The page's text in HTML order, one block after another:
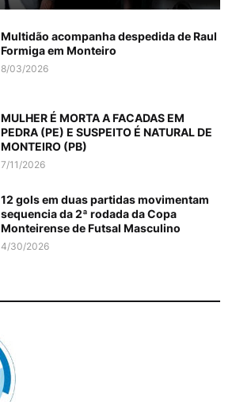
Multidão acompanha despedida de Raul
Formiga em Monteiro
8/03/2026
MULHER É MORTA A FACADAS EM
PEDRA (PE) E SUSPEITO É NATURAL DE
MONTEIRO (PB)
7/11/2026
12 gols em duas partidas movimentam
sequencia da 2ª rodada da Copa
Monteirense de Futsal Masculino
4/30/2026